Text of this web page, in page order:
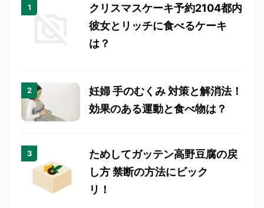
クリスマスケーキ予約2104都内
彼女とリッチに食べるケーキ
は？
妊婦 手のむくみ 対策と解消法！
効果のある運動と食べ物は？
ためしてガッテン高野豆腐の戻
し方 禁断の方法にビック
リ！